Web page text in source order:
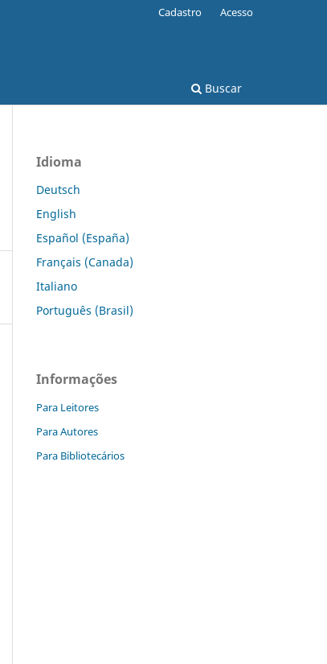
Buscar
Cadastro Acesso
Idioma
Deutsch
English
Español (España)
Français (Canada)
Italiano
Português (Brasil)
Informações
Para Leitores
Para Autores
Para Bibliotecários